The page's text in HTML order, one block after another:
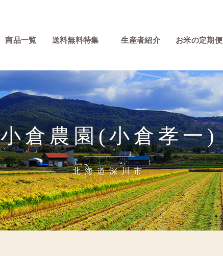
商品一覧 送料無料特集 生産者紹介 お米の定期便
小倉農園(小倉孝一)
北海道深川市